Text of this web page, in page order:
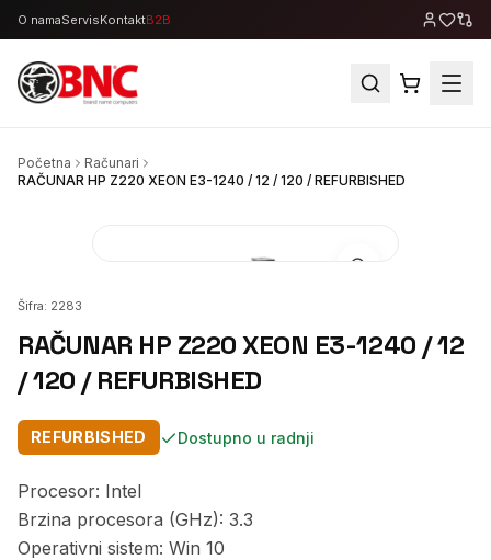
O namaServisKontaktB2B
Početna
Računari
RAČUNAR HP Z220 XEON E3-1240 / 12 / 120 / REFURBISHED
Šifra: 2283
RAČUNAR HP Z220 XEON E3-1240 / 12
/ 120 / REFURBISHED
REFURBISHED Dostupno u radnji
Procesor: Intel
Brzina procesora (GHz): 3.3
Operativni sistem: Win 10